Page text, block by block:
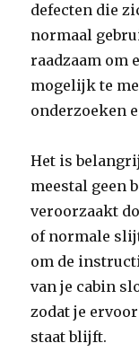
defecten die
normaal
raadzaam om
mogelijk te
onderzoeken
Het is
meestal geen
veroorzaakt
of normale
om de
van je cabin
zodat je
staat blijft.